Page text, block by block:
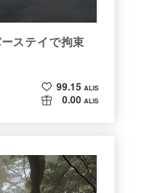
ステイで拘束
99.15 ALIS
0.00 ALIS